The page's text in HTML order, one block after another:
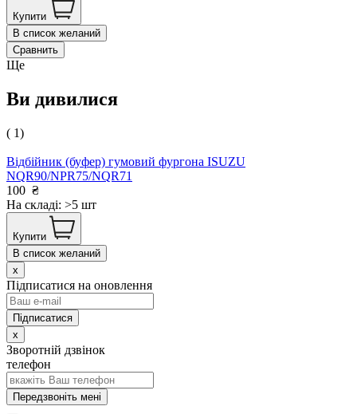
Купити
В список желаний
Сравнить
Ще
Ви дивилися
( 1)
Відбійник (буфер) гумовий фургона ISUZU
NQR90/NPR75/NQR71
100 ₴
На складі: >5 шт
Купити
В список желаний
x
Підписатися на оновлення
x
Зворотній дзвінок
телефон
Передзвоніть мені